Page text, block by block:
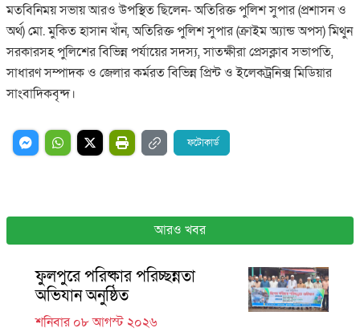
মতবিনিময় সভায় আরও উপস্থিত ছিলেন- অতিরিক্ত পুলিশ সুপার (প্রশাসন ও
অর্থ) মো. মুকিত হাসান খাঁন, অতিরিক্ত পুলিশ সুপার (ক্রাইম অ্যান্ড অপস) মিথুন
সরকারসহ পুলিশের বিভিন্ন পর্যায়ের সদস্য, সাতক্ষীরা প্রেসক্লাব সভাপতি,
সাধারণ সম্পাদক ও জেলার কর্মরত বিভিন্ন প্রিন্ট ও ইলেকট্রনিক্স মিডিয়ার
সাংবাদিকবৃন্দ।
ফটোকার্ড
আরও খবর
ফুলপুরে পরিষ্কার পরিচ্ছন্নতা
অভিযান অনুষ্ঠিত
শনিবার ০৮ আগস্ট ২০২৬